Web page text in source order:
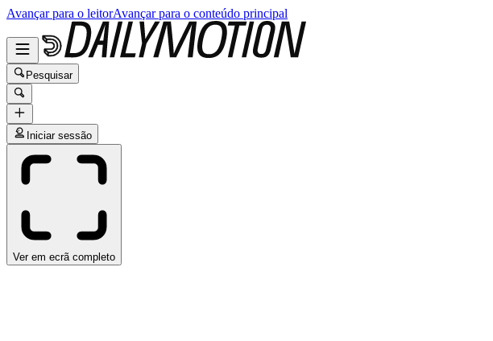
Avançar para o leitorAvançar para o conteúdo principal
Pesquisar
Iniciar sessão
Ver em ecrã completo